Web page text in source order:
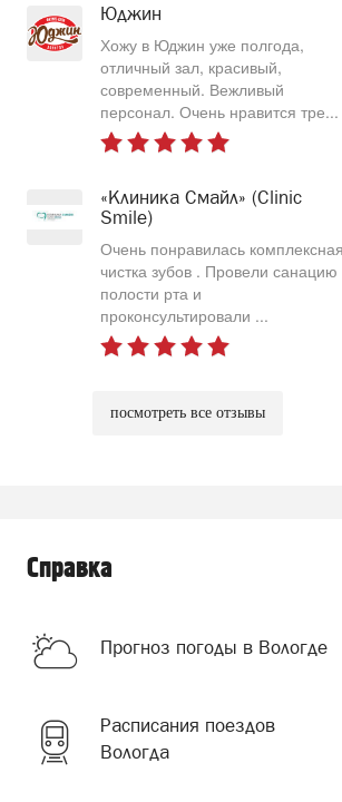
Юджин
Хожу в Юджин уже полгода,
отличный зал, красивый,
современный. Вежливый
персонал. Очень нравится тре...
«Клиника Смайл» (Clinic
Smile)
Очень понравилась комплексная
чистка зубов . Провели санацию
полости рта и
проконсультировали ...
посмотреть все отзывы
Справка
Прогноз погоды в Вологде
Расписания поездов
Вологда